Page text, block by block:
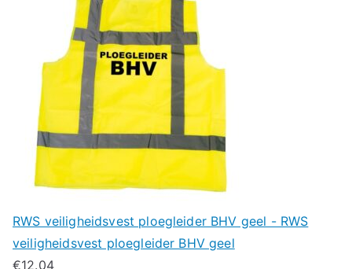
RWS veiligheidsvest ploegleider BHV geel - RWS
veiligheidsvest ploegleider BHV geel
€12.04